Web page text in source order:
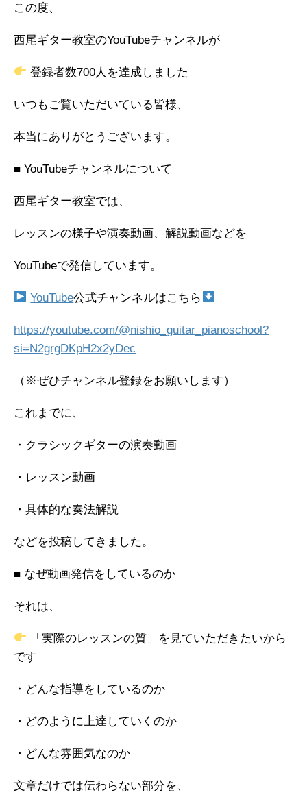
この度、
西尾ギター教室のYouTubeチャンネルが
登録者数700人を達成しました
いつもご覧いただいている皆様、
本当にありがとうございます。
■ YouTubeチャンネルについて
西尾ギター教室では、
レッスンの様子や演奏動画、解説動画などを
YouTubeで発信しています。
YouTube公式チャンネルはこちら
https://youtube.com/@nishio_guitar_pianoschool?
si=N2grgDKpH2x2yDec
（※ぜひチャンネル登録をお願いします）
これまでに、
・クラシックギターの演奏動画
・レッスン動画
・具体的な奏法解説
などを投稿してきました。
■ なぜ動画発信をしているのか
それは、
「実際のレッスンの質」を見ていただきたいから
です
・どんな指導をしているのか
・どのように上達していくのか
・どんな雰囲気なのか
文章だけでは伝わらない部分を、